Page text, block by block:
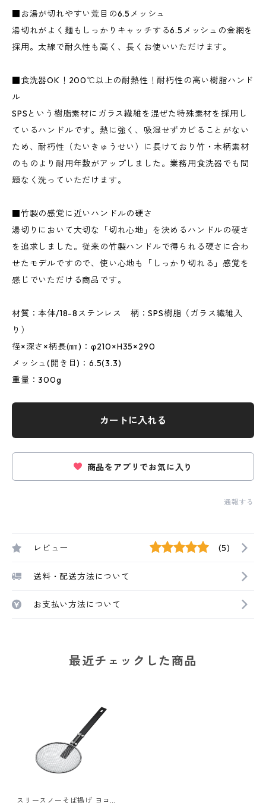
■お湯が切れやすい荒目の6.5メッシュ
湯切れがよく麺もしっかりキャッチする6.5メッシュの金網を
採用。太線で耐久性も高く、長くお使いいただけます。
■食洗器OK！200℃以上の耐熱性！耐朽性の高い樹脂ハンド
ル
SPSという樹脂素材にガラス繊維を混ぜた特殊素材を採用し
ているハンドルです。熱に強く、吸湿せずカビることがない
ため、耐朽性（たいきゅうせい）に長けており竹・木柄素材
のものより耐用年数がアップしました。業務用食洗器でも問
題なく洗っていただけます。
■竹製の感覚に近いハンドルの硬さ
湯切りにおいて大切な「切れ心地」を決めるハンドルの硬さ
を追求しました。従来の竹製ハンドルで得られる硬さに合わ
せたモデルですので、使い心地も「しっかり切れる」感覚を
感じでいただける商品です。
材質：本体/18-8ステンレス 柄：SPS樹脂（ガラス繊維入
り）
径×深さ×柄長(㎜)：φ210×H35×290
メッシュ(開き目)：6.5(3.3)
重量：300g
カートに入れる
商品をアプリでお気に入り
通報する
レビュー (5)
送料・配送方法について
お支払い方法について
最近チェックした商品
スリースノーそば揚げ ヨコ型